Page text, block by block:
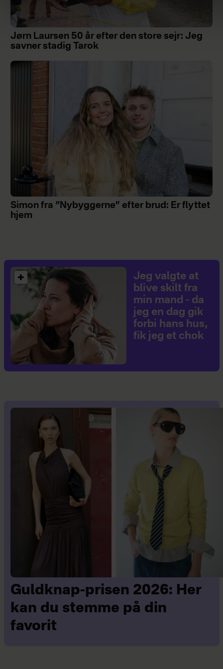
Jørn Laursen 50 år efter den store sejr: Jeg
savner stadig Tarok
Simon fra “Nybyggerne” efter brud: Er flyttet
hjem
Jeg valgte at
blive skilt fra
min mand - da
jeg en dag gik
forbi hans hus,
fik jeg et chok
Guldknap-prisen 2026: Her
kan du stemme på din
favorit